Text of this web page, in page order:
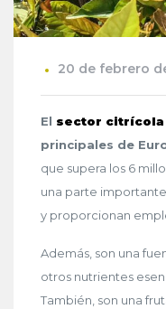
20 de febrero
El sector citrícola
principales de
que supera los 6
una parte
y proporcionan
Además, son una
otros nutrientes
También, son una